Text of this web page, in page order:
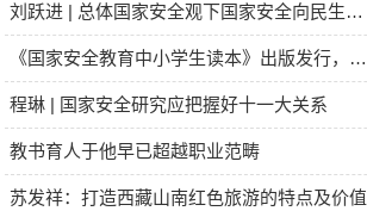
刘跃进 | 总体国家安全观下国家安全向民生领域的拓展——从总体国家安全观提出到“十五五”规划建议
《国家安全教育中小学生读本》出版发行，与《国家安全教育大学生读本》一起，实现了从小学、中学到大学全学段的有效贯通！
程琳 | 国家安全研究应把握好十一大关系
教书育人于他早已超越职业范畴
苏发祥：打造西藏山南红色旅游的特点及价值